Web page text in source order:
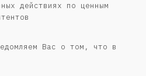
действиях по ценным
Вас о том, что в